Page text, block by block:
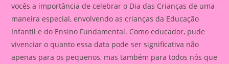
vocês a importância de celebrar o Dia das Crianças de uma
maneira especial, envolvendo as crianças da Educação
Infantil e do Ensino Fundamental. Como educador, pude
vivenciar o quanto essa data pode ser significativa não
apenas para os pequenos, mas também para todos nós que